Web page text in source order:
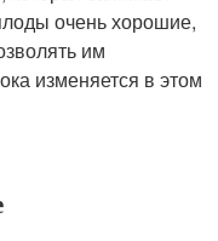
очень хорошие,
им
изменяется в этом